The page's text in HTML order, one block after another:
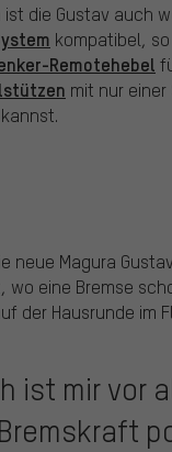
die Gustav auch
kompatibel, so
Remotehebel
mit nur
neue Magura Gustav
eine Bremse
der Hausrunde im
ist mir vor